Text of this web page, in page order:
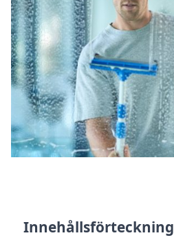
Innehållsförteckning